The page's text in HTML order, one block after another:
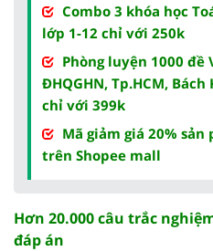
Combo 3 khóa học
lớp 1-12 chỉ với 250k
Phòng luyện 1000 đề
ĐHQGHN, Tp.HCM,
chỉ với 399k
Mã giảm giá 20% sản
trên Shopee mall
Hơn 20.000 câu trắc
đáp án